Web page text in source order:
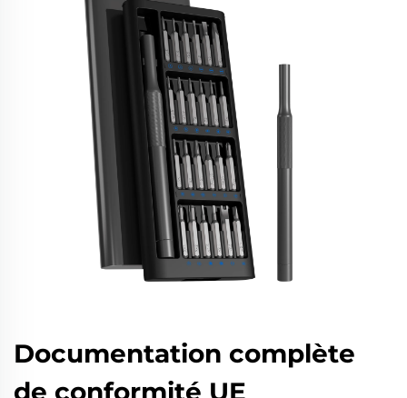
Documentation complète
de conformité UE